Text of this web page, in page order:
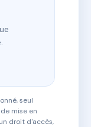
seul
mise en
droit d'accès,